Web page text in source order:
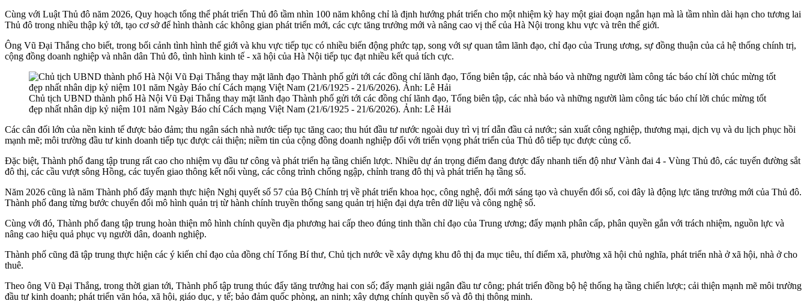
Cùng với Luật Thủ đô năm 2026, Quy hoạch tổng thể phát triển Thủ đô tầm nhìn 100 năm không chỉ là định hướng phát triển cho một nhiệm kỳ hay một giai đoạn ngắn hạn mà là tầm nhìn dài hạn cho tương lai
Thủ đô trong nhiều thập kỷ tới, tạo cơ sở để hình thành các không gian phát triển mới, các cực tăng trưởng mới và nâng cao vị thế của Hà Nội trong khu vực và trên thế giới.
Ông Vũ Đại Thắng cho biết, trong bối cảnh tình hình thế giới và khu vực tiếp tục có nhiều biến động phức tạp, song với sự quan tâm lãnh đạo, chỉ đạo của Trung ương, sự đồng thuận của cả hệ thống chính trị,
cộng đồng doanh nghiệp và nhân dân Thủ đô, tình hình kinh tế - xã hội của Hà Nội tiếp tục đạt nhiều kết quả tích cực.
Chủ tịch UBND thành phố Hà Nội Vũ Đại Thắng thay mặt lãnh đạo Thành phố gửi tới các đồng chí lãnh đạo, Tổng biên tập, các nhà báo và những người làm công tác báo chí lời chúc mừng tốt
đẹp nhất nhân dịp kỷ niệm 101 năm Ngày Báo chí Cách mạng Việt Nam (21/6/1925 - 21/6/2026). Ảnh: Lê Hải
Các cân đối lớn của nền kinh tế được bảo đảm; thu ngân sách nhà nước tiếp tục tăng cao; thu hút đầu tư nước ngoài duy trì vị trí dẫn đầu cả nước; sản xuất công nghiệp, thương mại, dịch vụ và du lịch phục hồi
mạnh mẽ; môi trường đầu tư kinh doanh tiếp tục được cải thiện; niềm tin của cộng đồng doanh nghiệp đối với triển vọng phát triển của Thủ đô tiếp tục được củng cố.
Đặc biệt, Thành phố đang tập trung rất cao cho nhiệm vụ đầu tư công và phát triển hạ tầng chiến lược. Nhiều dự án trọng điểm đang được đẩy nhanh tiến độ như Vành đai 4 - Vùng Thủ đô, các tuyến đường sắt
đô thị, các cầu vượt sông Hồng, các tuyến giao thông kết nối vùng, các công trình chống ngập, chỉnh trang đô thị và phát triển hạ tầng số.
Năm 2026 cũng là năm Thành phố đẩy mạnh thực hiện Nghị quyết số 57 của Bộ Chính trị về phát triển khoa học, công nghệ, đổi mới sáng tạo và chuyển đổi số, coi đây là động lực tăng trưởng mới của Thủ đô.
Thành phố đang từng bước chuyển đổi mô hình quản trị từ hành chính truyền thống sang quản trị hiện đại dựa trên dữ liệu và công nghệ số.
Cùng với đó, Thành phố đang tập trung hoàn thiện mô hình chính quyền địa phương hai cấp theo đúng tinh thần chỉ đạo của Trung ương; đẩy mạnh phân cấp, phân quyền gắn với trách nhiệm, nguồn lực và
nâng cao hiệu quả phục vụ người dân, doanh nghiệp.
Thành phố cũng đã tập trung thực hiện các ý kiến chỉ đạo của đồng chí Tổng Bí thư, Chủ tịch nước về xây dựng khu đô thị đa mục tiêu, thí điểm xã, phường xã hội chủ nghĩa, phát triển nhà ở xã hội, nhà ở cho
thuê.
Theo ông Vũ Đại Thắng, trong thời gian tới, Thành phố tập trung thúc đẩy tăng trưởng hai con số; đẩy mạnh giải ngân đầu tư công; phát triển đồng bộ hệ thống hạ tầng chiến lược; cải thiện mạnh mẽ môi trường
đầu tư kinh doanh; phát triển văn hóa, xã hội, giáo dục, y tế; bảo đảm quốc phòng, an ninh; xây dựng chính quyền số và đô thị thông minh.